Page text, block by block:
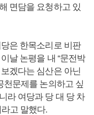
면담을 요청하고 있
은 한목소리로 비판
날 논평을 내 “문전박
겠다는 심산은 아닌
천문제를 논의하고 싶
라 여당과 당 대 당 차
고 말했다.